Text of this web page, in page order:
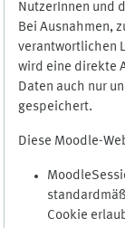
NutzerInnen und
Bei Ausnahmen,
verantwortlichen
wird eine direkte
Daten auch nur
gespeichert.
Diese Moodle-
Cookie